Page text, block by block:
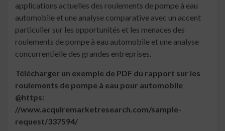
applications actuelles des roulements de pompe à eau
automobile et une analyse comparative avec un accent
particulier sur les opportunités et les menaces des
roulements de pompe à eau automobile et une analyse
concurrentielle des grandes entreprises.
Télécharger un exemple de PDF du rapport sur les
roulements de pompe à eau pour automobile
@https:
//www.acquiremarketresearch.com/sample-
request/337594/